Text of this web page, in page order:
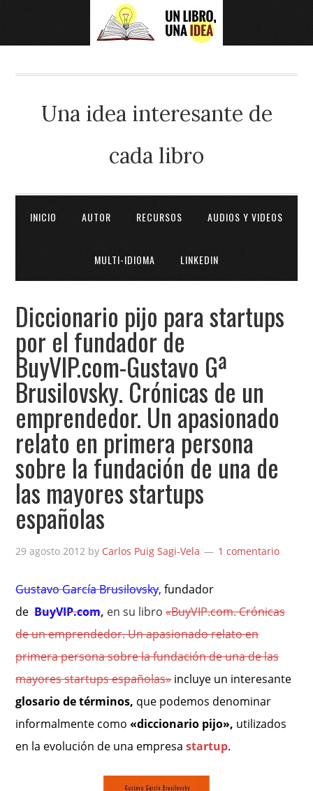
Una idea interesante de
cada libro
INICIO AUTOR RECURSOS AUDIOS Y VIDEOS
MULTI-IDIOMA LINKEDIN
Diccionario pijo para startups
por el fundador de
BuyVIP.com-Gustavo Gª
Brusilovsky. Crónicas de un
emprendedor. Un apasionado
relato en primera persona
sobre la fundación de una de
las mayores startups
españolas
29 agosto 2012 by Carlos Puig Sagi-Vela 1 comentario
Gustavo García Brusilovsky,fundador
de BuyVIP.com, en su libro«BuyVIP.com. Crónicas
de un emprendedor. Un apasionado relato en
primera persona sobre la fundación de una de las
mayores startups españolas»incluye un interesante
glosario de términos, que podemos denominar
informalmente como «diccionario pijo», utilizados
en la evolución de una empresastartup.